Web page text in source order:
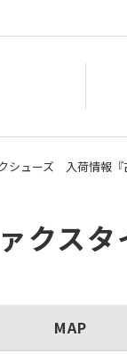
シューズ 入荷情報
クス
MAP